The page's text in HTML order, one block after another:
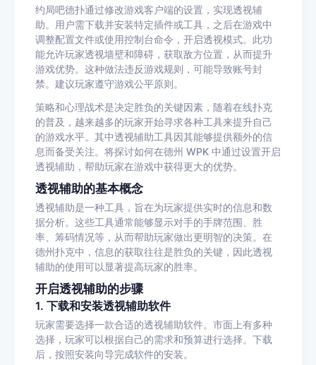
约局吧德扑通过修改游戏客户端的设置，实现透视辅
助。用户需下载并安装特定插件或工具，之后在游戏中
调整配置文件或使用控制台命令，开启透视模式。此功
能允许玩家透视墙壁和障碍，获取敌方位置，从而提升
游戏优势。这种做法违反游戏规则，可能导致账号封
禁。建议玩家遵守游戏公平原则。
策略和心理战术是决定胜负的关键因素，随着在线扑克
的普及，越来越多的玩家开始寻求各种工具来提升自己
的游戏水平。其中透视辅助工具因其能够提供额外的信
息而备受关注。将探讨如何在德州 WPK 中通过设置开启
透视辅助，帮助玩家在游戏中获得更大的优势。
透视辅助的基本概念
透视辅助是一种工具，旨在为玩家提供实时的信息和数
据分析。这些工具通常能够显示对手的手牌范围、胜
率、筹码情况等，从而帮助玩家做出更明智的决策。在
德州扑克中，信息的获取往往是胜负的关键，因此透视
辅助的使用可以显著提高玩家的胜率。
开启透视辅助的步骤
1. 下载和安装透视辅助软件
玩家需要选择一款合适的透视辅助软件。市面上有多种
选择，玩家可以根据自己的需求和预算进行选择。下载
后，按照安装向导完成软件的安装。